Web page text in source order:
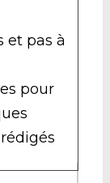
et pas à
pour